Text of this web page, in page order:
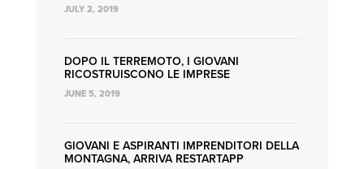
JULY 2, 2019
DOPO IL TERREMOTO, I GIOVANI
RICOSTRUISCONO LE IMPRESE
JUNE 5, 2019
GIOVANI E ASPIRANTI IMPRENDITORI DELLA
MONTAGNA, ARRIVA RESTARTAPP